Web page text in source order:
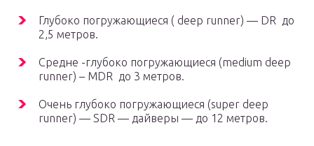
Глубоко погружающиеся ( deep runner) — DR до
2,5 метров.
Средне -глубоко погружающиеся (medium deep
runner) – MDR до 3 метров.
Очень глубоко погружающиеся (super deep
runner) — SDR — дайверы — до 12 метров.